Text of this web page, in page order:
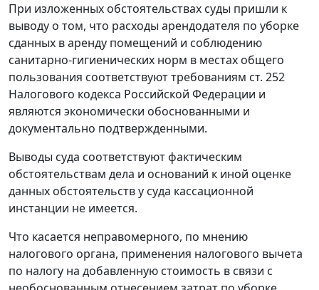
При изложенных обстоятельствах суды пришли к
выводу о том, что расходы арендодателя по уборке
сданных в аренду помещений и соблюдению
санитарно-гигиенических норм в местах общего
пользования соответствуют требованиям ст. 252
Налогового кодекса Российской Федерации и
являются экономически обоснованными и
документально подтвержденными.
Выводы суда соответствуют фактическим
обстоятельствам дела и оснований к иной оценке
данных обстоятельств у суда кассационной
инстанции не имеется.
Что касается неправомерного, по мнению
налогового органа, применения налогового вычета
по налогу на добавленную стоимость в связи с